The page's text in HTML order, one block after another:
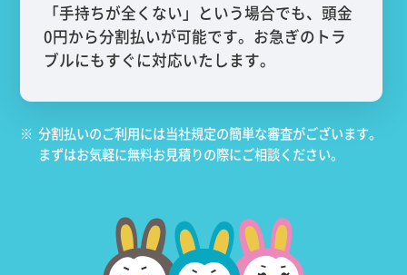
「手持ちが全くない」という場合でも、頭金
0円から分割払いが可能です。お急ぎのトラ
ブルにもすぐに対応いたします。
※ 分割払いのご利用には当社規定の簡単な審査がございます。
まずはお気軽に無料お見積りの際にご相談ください。